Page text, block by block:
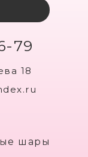
79
18
шары